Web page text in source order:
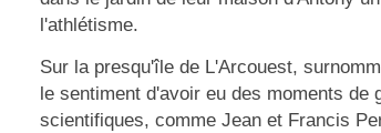
l'athlétisme.
Sur la presqu'île de L'Arcouest,
le sentiment d'avoir eu des moments
scientifiques, comme Jean et Francis